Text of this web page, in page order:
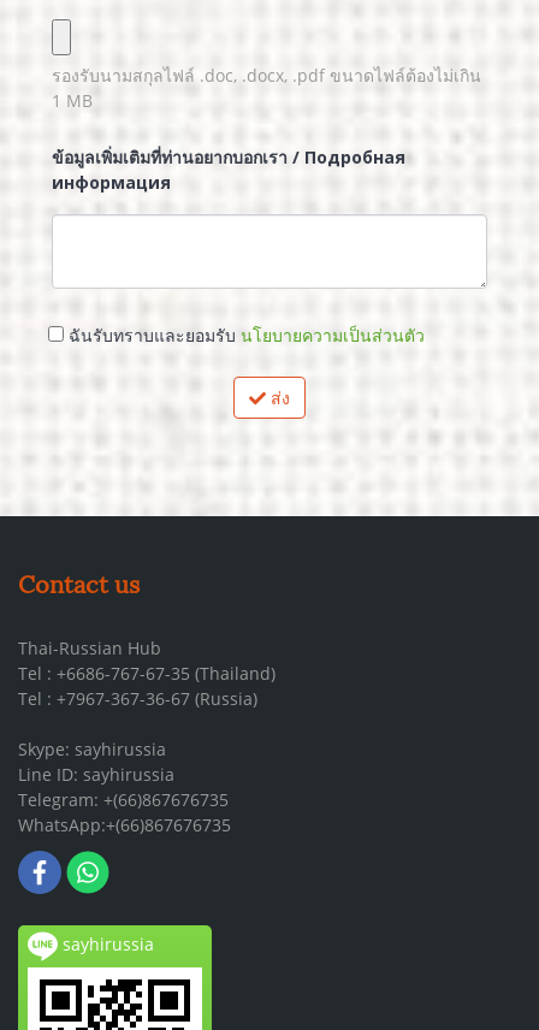
รองรับนามสกุลไฟล์ .doc, .docx, .pdf ขนาดไฟล์ต้องไม่เกิน
1 MB
ข้อมูลเพิ่มเติมที่ท่านอยากบอกเรา / Подробная
информация
ฉันรับทราบและยอมรับ นโยบายความเป็นส่วนตัว
ส่ง
Contact us
Thai-Russian Hub
Tel : +6686-767-67-35 (Thailand)
Tel : +7967-367-36-67 (Russia)
Skype: sayhirussia
Line ID: sayhirussia
Telegram: +(66)867676735
WhatsApp:+(66)867676735
sayhirussia